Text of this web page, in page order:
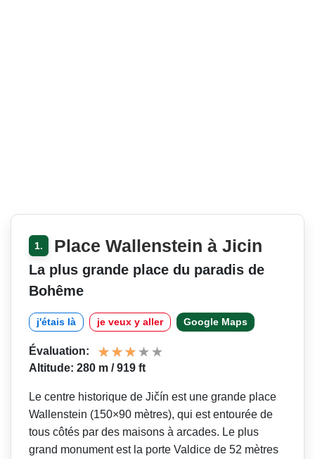
1. Place Wallenstein à Jicin
La plus grande place du paradis de
Bohême
j'étais là je veux y aller Google Maps
Évaluation:
Altitude: 280 m / 919 ft
Le centre historique de Jičín est une grande place
Wallenstein (150×90 mètres), qui est entourée de
tous côtés par des maisons à arcades. Le plus
grand monument est la porte Valdice de 52 mètres